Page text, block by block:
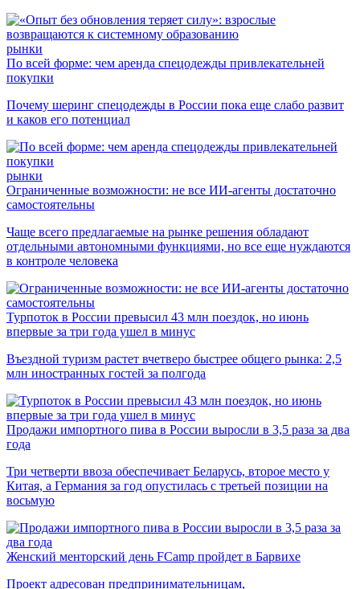
рынки
По всей форме: чем аренда спецодежды привлекательней
покупки
Почему шеринг спецодежды в России пока еще слабо развит
и каков его потенциал
рынки
Ограниченные возможности: не все ИИ-агенты достаточно
самостоятельны
Чаще всего предлагаемые на рынке решения обладают
отдельными автономными функциями, но все еще нуждаются
в контроле человека
Турпоток в России превысил 43 млн поездок, но июнь
впервые за три года ушел в минус
Въездной туризм растет вчетверо быстрее общего рынка: 2,5
млн иностранных гостей за полгода
Продажи импортного пива в России выросли в 3,5 раза за два
года
Три четверти ввоза обеспечивает Беларусь, второе место у
Китая, а Германия за год опустилась с третьей позиции на
восьмую
Женский менторский день FCamp пройдет в Барвихе
Проект адресован предпринимательницам,